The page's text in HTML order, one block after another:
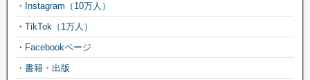
・ Instagram（10万人）
・ TikTok（1万人）
・ Facebookページ
・ 書籍・出版